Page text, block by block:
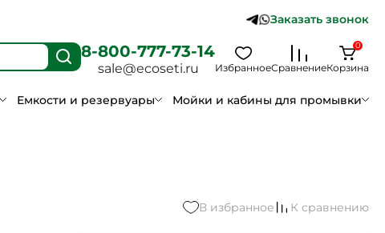
Заказать звонок
8-800-777-73-14
sale@ecoseti.ru ИзбранноеСравнениеКорзина
0
Емкости и резервуары Мойки и кабины для промывки
В избранное К сравнению